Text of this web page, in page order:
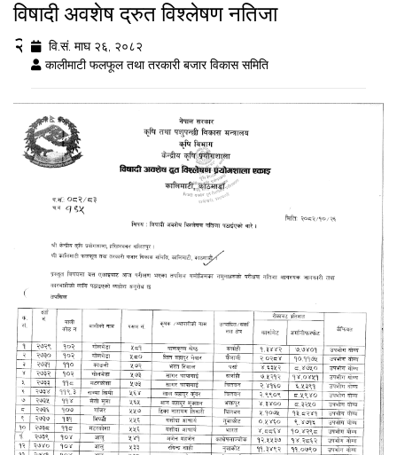
विषादी अवशेष द्रुत विश्लेषण नतिजा
२०८२/१०/२६
वि.सं. माघ २६, २०८२
कालीमाटी फलफूल तथा तरकारी बजार विकास समिति